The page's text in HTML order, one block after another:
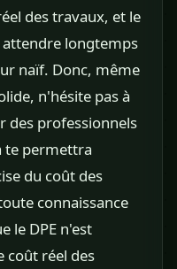
des travaux, et le
longtemps
naïf. Donc, même
n'hésite pas à
des professionnels
te permettra
du coût des
connaissance
le DPE n'est
coût réel des